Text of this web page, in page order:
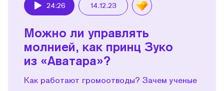
24:26 14.12.23
Можно ли управлять
молнией, как принц Зуко
из «Аватара»?
Как работают громоотводы? Зачем ученые